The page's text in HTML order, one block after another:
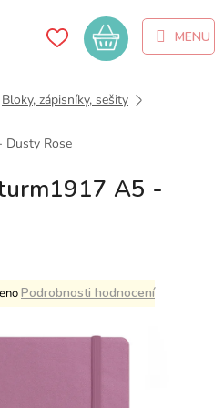
Nákupní
košík
Bloky, zápisníky, sešity
Dusty Rose
A5 -
Podrobnosti hodnocení